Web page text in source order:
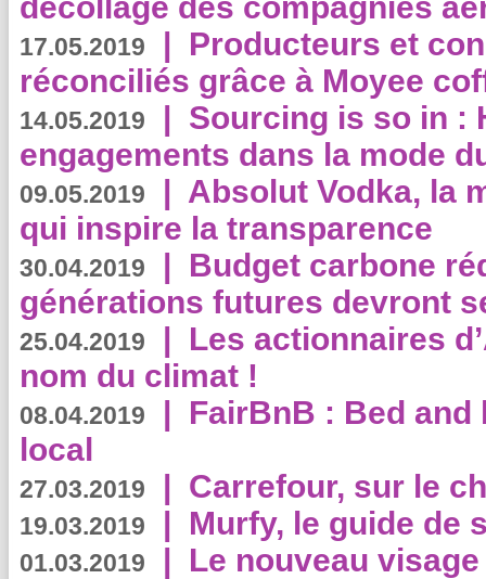
17.05.2019 | Producteurs et
réconciliés grâce à Moyee
14.05.2019 | Sourcing is so in :
engagements dans la mode
09.05.2019 | Absolut Vodka, la
qui inspire la transparence
30.04.2019 | Budget carbone
générations futures devront
25.04.2019 | Les actionnaires
nom du climat !
08.04.2019 | FairBnB : Bed
local
27.03.2019 | Carrefour, sur le
19.03.2019 | Murfy, le guide de
01.03.2019 | Le nouveau